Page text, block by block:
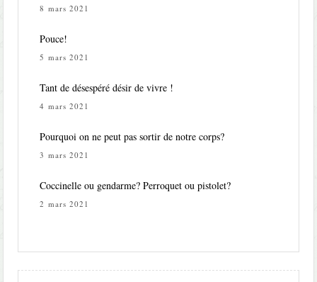
8 mars 2021
Pouce!
5 mars 2021
Tant de désespéré désir de vivre !
4 mars 2021
Pourquoi on ne peut pas sortir de notre corps?
3 mars 2021
Coccinelle ou gendarme? Perroquet ou pistolet?
2 mars 2021